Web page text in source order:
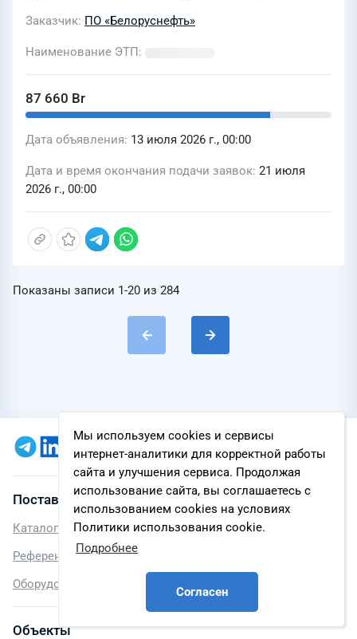
Мы используем cookies и сервисы
интернет-аналитики для корректной работы
сайта и улучшения сервиса. Продолжая
использование сайта, вы соглашаетесь с
использованием cookies на условиях
Политики использования cookie.
Подробнее
Согласен
Заказчик ПО «Белоруснефть»
Наименование ЭТП
87 660 Br
Дата объявления 13 июля 2026 г., 00:00
Дата и время окончания подачи заявок 21 июля
2026 г., 00:00
Показаны записи 1-20 из 284
Поставщики
Каталог поставщиков
Референс-листы
Оборудование
Объекты